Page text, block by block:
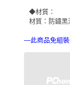
◆材質：
材質：防鏽
—此商品免組